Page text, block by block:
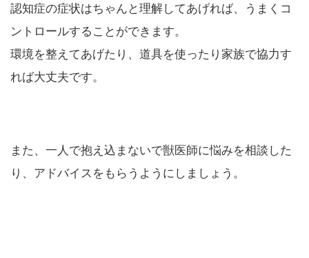
認知症の症状はちゃんと理解してあげれば、うまくコ
ントロールすることができます。
環境を整えてあげたり、道具を使ったり家族で協力す
れば大丈夫です。
また、一人で抱え込まないで獣医師に悩みを相談した
り、アドバイスをもらうようにしましょう。